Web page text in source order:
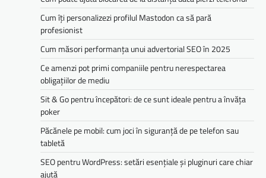
Cum îți personalizezi profilul Mastodon ca să pară
profesionist
Cum măsori performanța unui advertorial SEO în 2025
Ce amenzi pot primi companiile pentru nerespectarea
obligațiilor de mediu­­
Sit & Go pentru începători: de ce sunt ideale pentru a învăța
poker
Păcănele pe mobil: cum joci în siguranță de pe telefon sau
tabletă
SEO pentru WordPress: setări esențiale și pluginuri care chiar
ajută